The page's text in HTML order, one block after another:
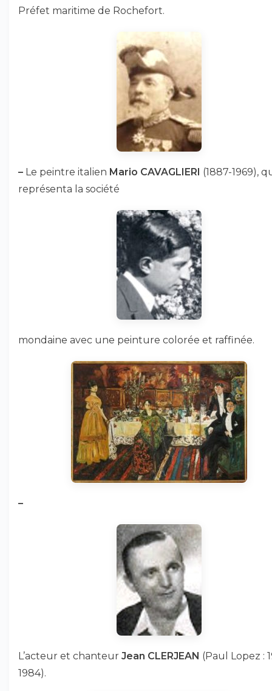
Préfet maritime de Rochefort.
– Le peintre italien Mario CAVAGLIERI (1887-1969),
représenta la société
mondaine avec une peinture colorée et raffinée.
–
L’acteur et chanteur Jean CLERJEAN (Paul Lopez :
1984).